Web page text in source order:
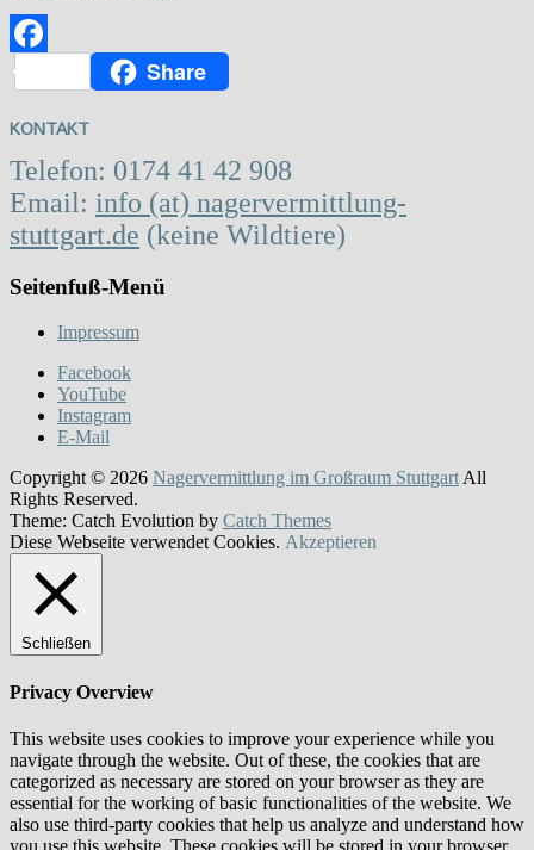
FacebookShare
KONTAKT
Telefon: 0174 41 42 908
Email: info (at) nagervermittlung-
stuttgart.de (keine Wildtiere)
Seitenfuß-Menü
Impressum
Facebook
YouTube
Instagram
E-Mail
Copyright © 2026 Nagervermittlung im Großraum Stuttgart All
Rights Reserved.
Theme: Catch Evolution by Catch Themes
Diese Webseite verwendet Cookies. Akzeptieren
Schließen
Privacy Overview
This website uses cookies to improve your experience while you
navigate through the website. Out of these, the cookies that are
categorized as necessary are stored on your browser as they are
essential for the working of basic functionalities of the website. We
also use third-party cookies that help us analyze and understand how
you use this website. These cookies will be stored in your browser